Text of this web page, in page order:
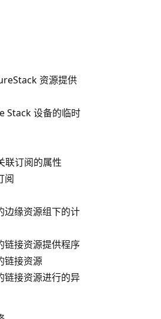
资源提供
Stack 设备的临时
联订阅的属性
阅
边缘资源组下的计
链接资源提供程序
链接资源
链接资源进行的异